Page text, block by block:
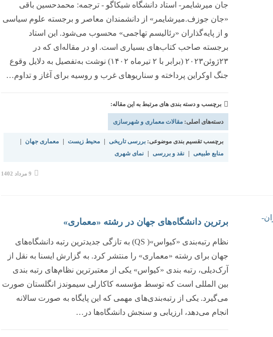
جان میرشایمر- استاد دانشگاه شیکاگو - ترجمه: محمدحسین باقی
«جان جوزف.میرشایمر» از دانشمندان معاصر و برجسته‌ علوم سیاسی
و از پایه‌گذاران «رئالیسم تهاجمی» محسوب می‌شود. این استاد
برجسته صاحب کتاب‌های بسیاری است. او در مقاله‌ای که در
۲۳ژوئن۲۰۲۳ (برابر با ۲ تیرماه ۱۴۰۲) نوشت به‌تفصیل به دلایل وقوع
جنگ اوکراین پرداخته و سناریوهای غرب و روسیه برای آغاز و تداوم…
برچسب و دسته بندی های مرتبط به این مقاله:
دسته‌های اصلی: مقالات معماری و شهرسازی
برچسب تقسیم بندی موضوعی: بررسی تاریخی محیط زیست معماری جهان
منابع طبیعی
نقد و بررسی نمای شهری
نوشته
منتشر
9 مرداد 1402
برترین دانشگاه‌های جهان در رشته «معماری»
نظام رتبه‌بندی «کیواس»( QS) به تازگی جدیدترین رتبه دانشگاه‌های
جهان برای رشته «معماری» را منتشر کرد. به گزارش ایسنا به نقل از
آرک‌دیلی، رتبه بندی «کیواس» یکی از معتبرترین نظام‌های رتبه بندی
بین المللی است که توسط مؤسسه کاکارلی سیموندز انگلستان صورت
می‌گیرد. یکی از رتبه‌بندی‌های مهمی که این پایگاه به صورت سالانه
انجام می‌دهد، ارزیابی و سنجش دانشگاه‌ها در…